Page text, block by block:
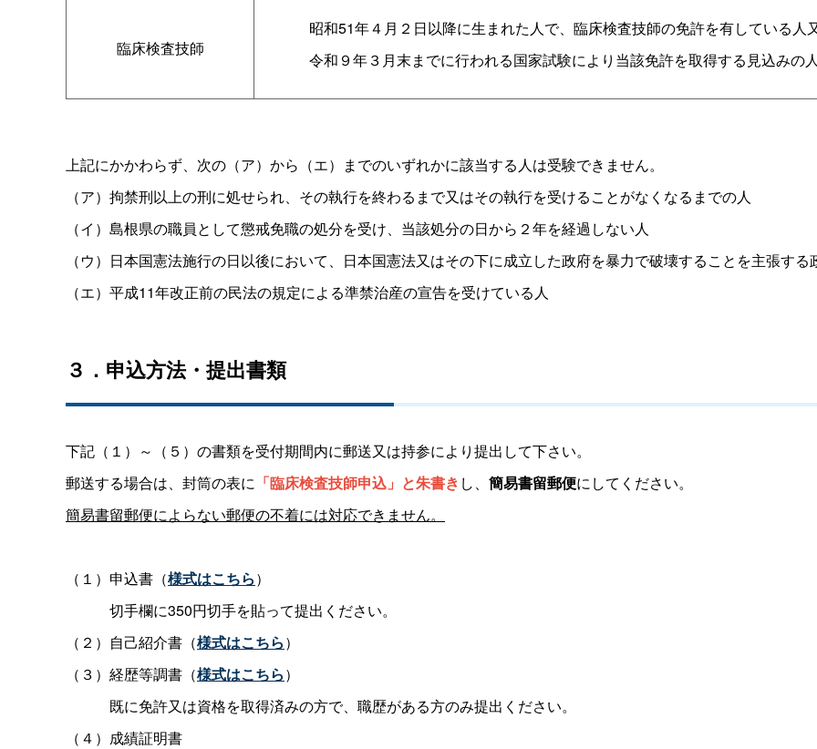
臨床検査技師
昭和51年４月２日以降に生まれた人で、臨床検査技師の免許を有している人
令和９年３月末までに行われる国家試験により当該免許を取得する見込みの人
上記にかかわらず、次の（ア）から（エ）までのいずれかに該当する人は受験できません。
（ア）拘禁刑以上の刑に処せられ、その執行を終わるまで又はその執行を受けることがなくなるまでの人
（イ）島根県の職員として懲戒免職の処分を受け、当該処分の日から２年を経過しない人
（ウ）日本国憲法施行の日以後において、日本国憲法又はその下に成立した政府を暴力で破壊することを主張す
（エ）平成11年改正前の民法の規定による準禁治産の宣告を受けている人
３．申込方法・提出書類
下記（１）～（５）の書類を受付期間内に郵送又は持参により提出して下さい。
郵送する場合は、封筒の表に 「臨床検査技師申込」と朱書き し、 簡易書留郵便にしてください。
簡易書留郵便によらない郵便の不着には対応できません。
（１）申込書（様式はこちら）
切手欄に350円切手を貼って提出ください。
（２）自己紹介書（様式はこちら）
（３）経歴等調書（様式はこちら）
既に免許又は資格を取得済みの方で、職歴がある方のみ提出ください。
（４）成績証明書